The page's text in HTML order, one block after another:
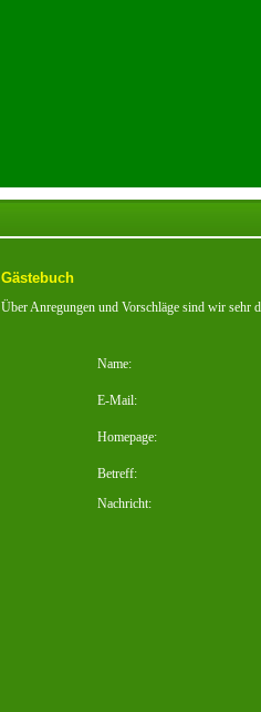
Gästebuch
Über Anregungen und Vorschläge sind wir sehr
Name:
E-Mail:
Homepage:
Betreff:
Nachricht: